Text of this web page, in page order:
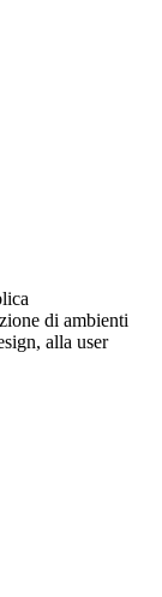
di ambienti
alla user